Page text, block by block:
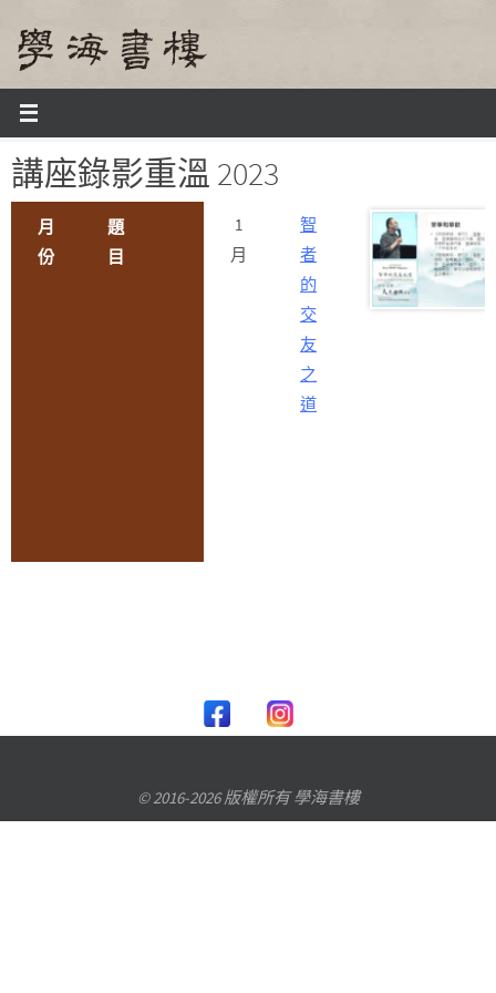
content
Home
講座錄影重溫 2023
月
份
題
目
1
月
智
者
的
交
友
之
道
© 2016-2026 版權所有 學海書樓